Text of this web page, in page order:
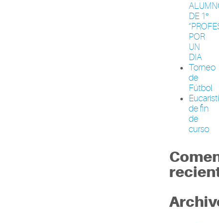
DE 1º
POR
UN
DIA
Torneo
de
Fútbol
de fin
de
curso